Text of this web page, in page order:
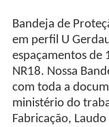
Bandeja de
em perfil U
espaçamentos de
NR18. Nossa
com toda a
ministério do
Fabricação,